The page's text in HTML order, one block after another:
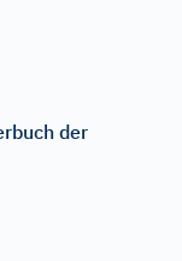
der